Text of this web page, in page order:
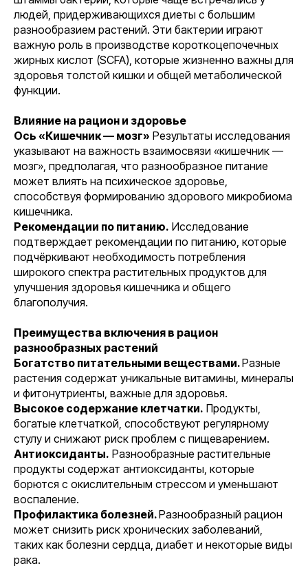
людей, придерживающихся диеты с большим
разнообразием растений. Эти бактерии играют
важную роль в производстве короткоцепочечных
жирных кислот (SCFA), которые жизненно важны для
здоровья толстой кишки и общей метаболической
функции.
Влияние на рацион и здоровье
Ось «Кишечник — мозг» Результаты исследования
указывают на важность взаимосвязи «кишечник —
мозг», предполагая, что разнообразное питание
может влиять на психическое здоровье,
способствуя формированию здорового микробиома
кишечника.
Рекомендации по питанию. Исследование
подтверждает рекомендации по питанию, которые
подчёркивают необходимость потребления
широкого спектра растительных продуктов для
улучшения здоровья кишечника и общего
благополучия.
Преимущества включения в рацион
разнообразных растений
Богатство питательными веществами.Разные
растения содержат уникальные витамины, минералы
и фитонутриенты, важные для здоровья.
Высокое содержание клетчатки. Продукты,
богатые клетчаткой, способствуют регулярному
стулу и снижают риск проблем с пищеварением.
Антиоксиданты. Разнообразные растительные
продукты содержат антиоксиданты, которые
борются с окислительным стрессом и уменьшают
воспаление.
Профилактика болезней.Разнообразный рацион
может снизить риск хронических заболеваний,
таких как болезни сердца, диабет и некоторые виды
рака.